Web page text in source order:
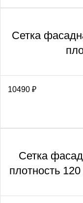
Сетка
10490 ₽
Сетка
плотность